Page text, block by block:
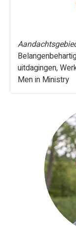
uitdagingen,
Men in Ministry